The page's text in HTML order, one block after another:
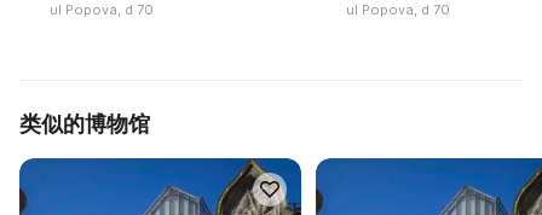
ul Popova, d 70 ul Popova, d 70
类似的博物馆